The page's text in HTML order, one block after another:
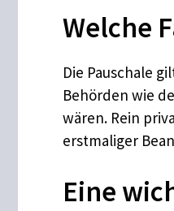
Welche
Die Pauschale
Behörden wie
wären. Rein
erstmaliger
Eine